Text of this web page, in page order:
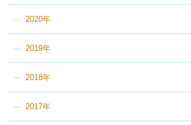
2020年
2019年
2018年
2017年